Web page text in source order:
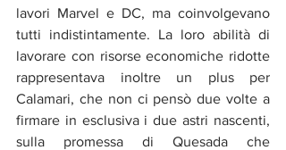
lavori Marvel e DC, ma coinvolgevano
tutti indistintamente. La loro abilità di
lavorare con risorse economiche ridotte
rappresentava inoltre un plus per
Calamari, che non ci pensò due volte a
firmare in esclusiva i due astri nascenti,
sulla promessa di Quesada che